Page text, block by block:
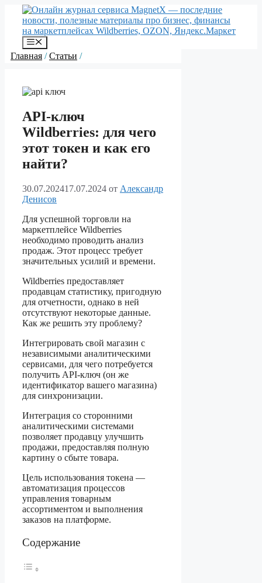
Перейти
содержимому
Меню
Главная /Статьи /
API-ключ
Wildberries: для чего
этот токен и как его
найти?
30.07.202417.07.2024 от Александр
Денисов
Для успешной торговли на
маркетплейсе Wildberries
необходимо проводить анализ
продаж. Этот процесс требует
значительных усилий и времени.
Wildberries предоставляет
продавцам статистику, пригодную
для отчетности, однако в ней
отсутствуют некоторые данные.
Как же решить эту проблему?
Интегрировать свой магазин с
независимыми аналитическими
сервисами, для чего потребуется
получить API-ключ (он же
идентификатор вашего магазина)
для синхронизации.
Интеграция со сторонними
аналитическими системами
позволяет продавцу улучшить
продажи, предоставляя полную
картину о сбыте товара.
Цель использования токена —
автоматизация процессов
управления товарным
ассортиментом и выполнения
заказов на платформе.
Содержание